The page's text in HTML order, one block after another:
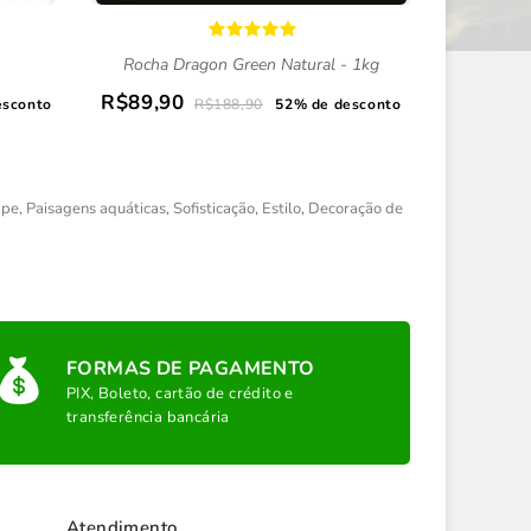
Rocha Dragon Green Natural - 1kg
R$89,90 R$188,90 52% de desconto
, Paisagens aquáticas, Sofisticação, Estilo, Decoração de
FORMAS DE PAGAMENTO
PIX, Boleto, cartão de crédito e
transferência bancária